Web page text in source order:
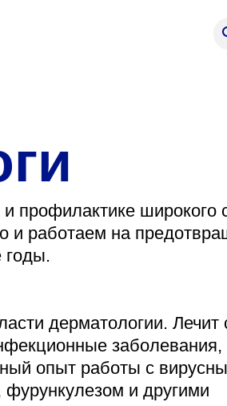
«Парус»
лесничество,
профилактике широкого
и работаем на
годы.
дерматологии.
опыт работы с
и другими